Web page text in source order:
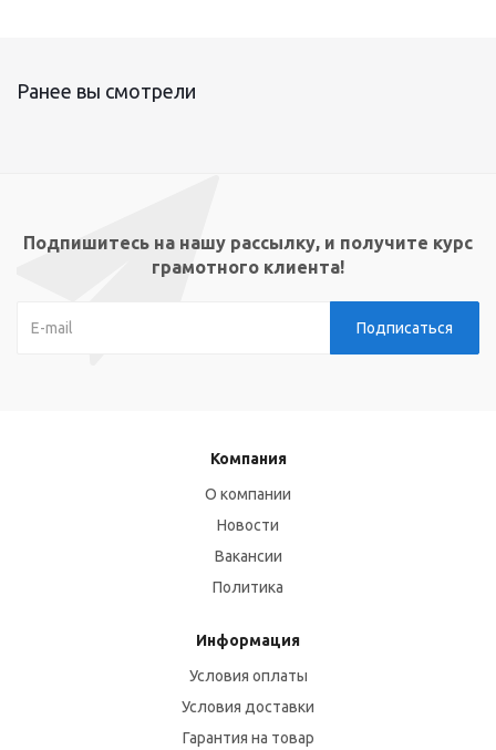
Ранее вы смотрели
Подпишитесь на нашу рассылку, и получите курс
грамотного клиента!
Компания
О компании
Новости
Вакансии
Политика
Информация
Условия оплаты
Условия доставки
Гарантия на товар